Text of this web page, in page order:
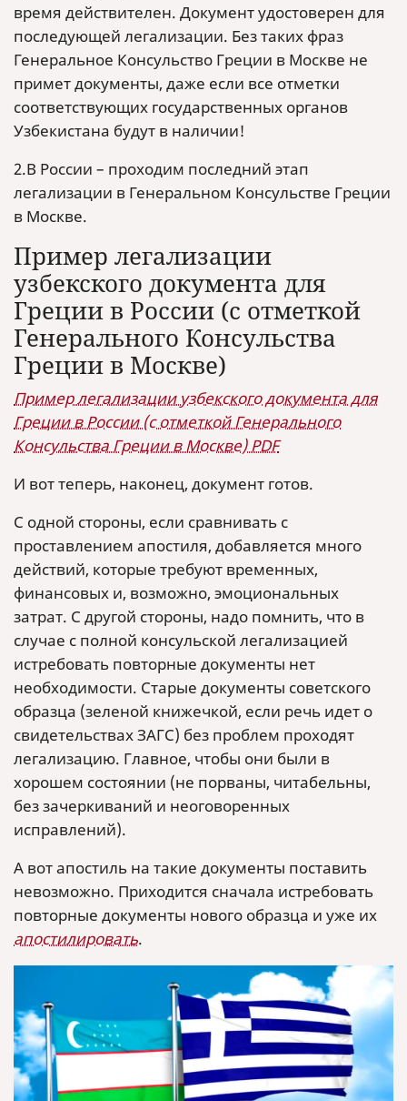
время действителен. Документ удостоверен для
последующей легализации. Без таких фраз
Генеральное Консульство Греции в Москве не
примет документы, даже если все отметки
соответствующих государственных органов
Узбекистана будут в наличии!
2.В России – проходим последний этап
легализации в Генеральном Консульстве Греции
в Москве.
Пример легализации
узбекского документа для
Греции в России (с отметкой
Генерального Консульства
Греции в Москве)
Пример легализации узбекского документа для
Греции в России (с отметкой Генерального
Консульства Греции в Москве) PDF
И вот теперь, наконец, документ готов.
С одной стороны, если сравнивать с
проставлением апостиля, добавляется много
действий, которые требуют временных,
финансовых и, возможно, эмоциональных
затрат. С другой стороны, надо помнить, что в
случае с полной консульской легализацией
истребовать повторные документы нет
необходимости. Старые документы советского
образца (зеленой книжечкой, если речь идет о
свидетельствах ЗАГС) без проблем проходят
легализацию. Главное, чтобы они были в
хорошем состоянии (не порваны, читабельны,
без зачеркиваний и неоговоренных
исправлений).
А вот апостиль на такие документы поставить
невозможно. Приходится сначала истребовать
повторные документы нового образца и уже их
апостилировать.